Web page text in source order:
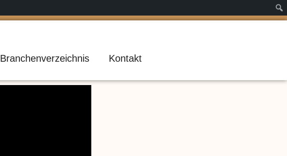
Branchenverzeichnis Kontakt